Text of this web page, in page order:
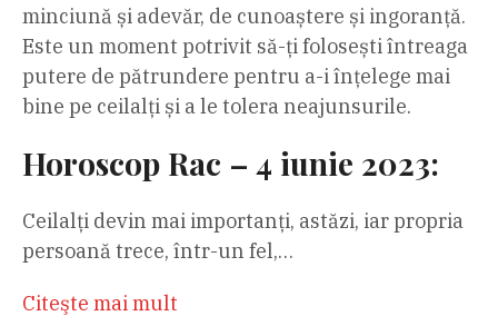
minciună și adevăr, de cunoaștere și ingoranță.
Este un moment potrivit să-ți folosești întreaga
putere de pătrundere pentru a-i înțelege mai
bine pe ceilalți și a le tolera neajunsurile.
Horoscop Rac – 4 iunie 2023:
Ceilalți devin mai importanți, astăzi, iar propria
persoană trece, într-un fel,…
Citeşte mai mult